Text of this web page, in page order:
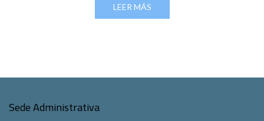
LEER MÁS
Sede Administrativa